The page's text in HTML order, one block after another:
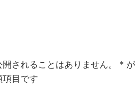
されることはありません。 * が
項目です